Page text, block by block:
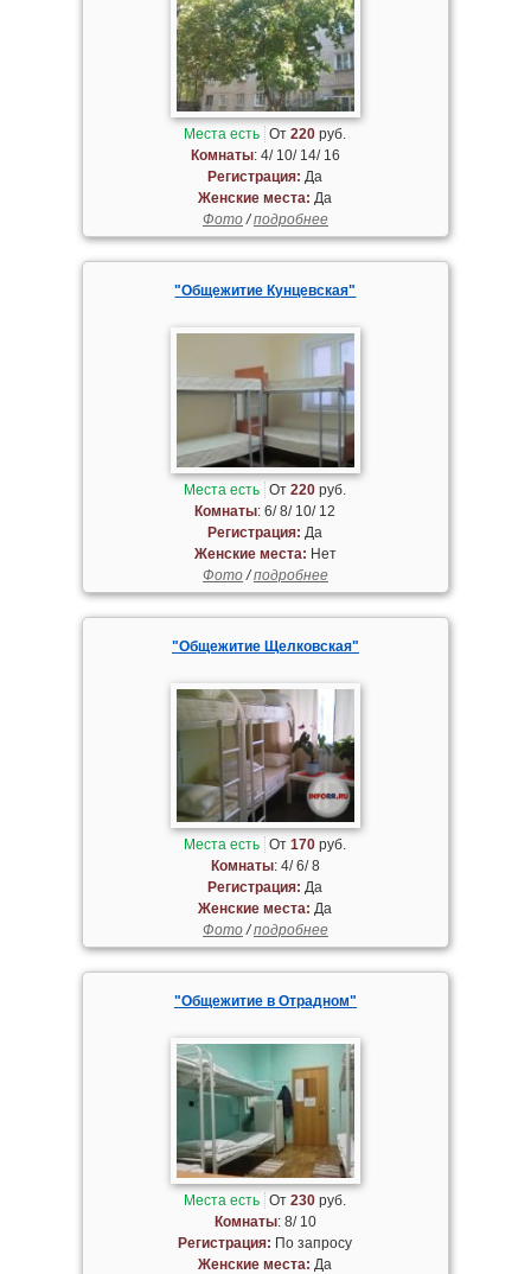
Места есть От220 руб.
Комнаты: 4/ 10/ 14/ 16
Регистрация: Да
Женские места: Да
Фото/подробнее
"Общежитие Кунцевская"
Места есть От220 руб.
Комнаты: 6/ 8/ 10/ 12
Регистрация: Да
Женские места: Нет
Фото/подробнее
"Общежитие Щелковская"
Места есть От170 руб.
Комнаты: 4/ 6/ 8
Регистрация: Да
Женские места: Да
Фото/подробнее
"Общежитие в Отрадном"
Места есть От230 руб.
Комнаты: 8/ 10
Регистрация: По запросу
Женские места: Да